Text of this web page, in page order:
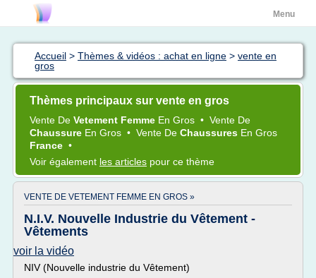
Menu
Accueil > Thèmes & vidéos : achat en ligne > vente en
gros
Thèmes principaux sur vente en gros
Vente De Vetement Femme En Gros • Vente De
Chaussure En Gros • Vente De Chaussures En Gros
France •
Voir également les articles pour ce thème
VENTE DE VETEMENT FEMME EN GROS »
N.I.V. Nouvelle Industrie du Vêtement -
Vêtements
voir la vidéo
NIV (Nouvelle industrie du Vêtement)